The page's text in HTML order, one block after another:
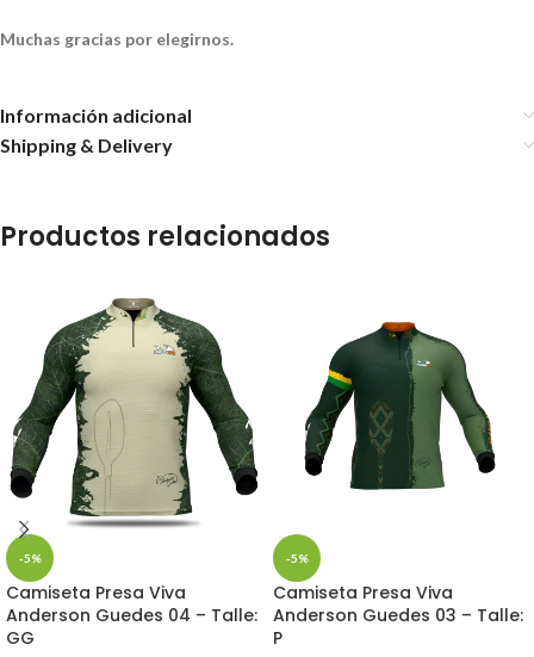
Muchas gracias por elegirnos.
Información adicional
Shipping & Delivery
Productos relacionados
-5%
Camiseta Presa Viva
Anderson Guedes 04 – Talle:
GG
-5%
Camiseta Presa Viva
Anderson Guedes 03 – Talle:
P